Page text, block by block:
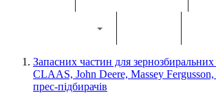
Запасних частин для
CLAAS, John Deere, Massey
прес-підбирачів